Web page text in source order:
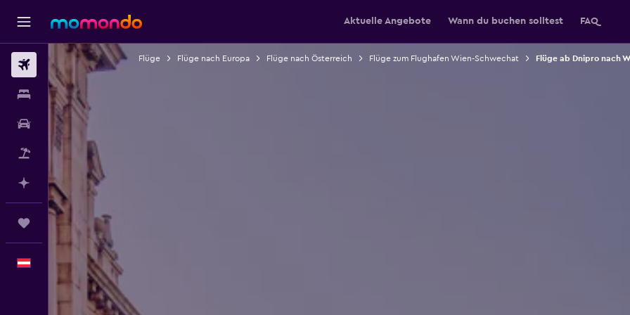
Aktuelle Angebote Wann du buchen solltest FAQ
Flüge
Unterkünfte
Mietwagen
Pauschalreisen
Mit KI planen
Deutsch
Flüge Flüge nach Europa Flüge nach Österreich Flüge zum Flughafen Wien-Schwechat Flüge ab Dnipro nach